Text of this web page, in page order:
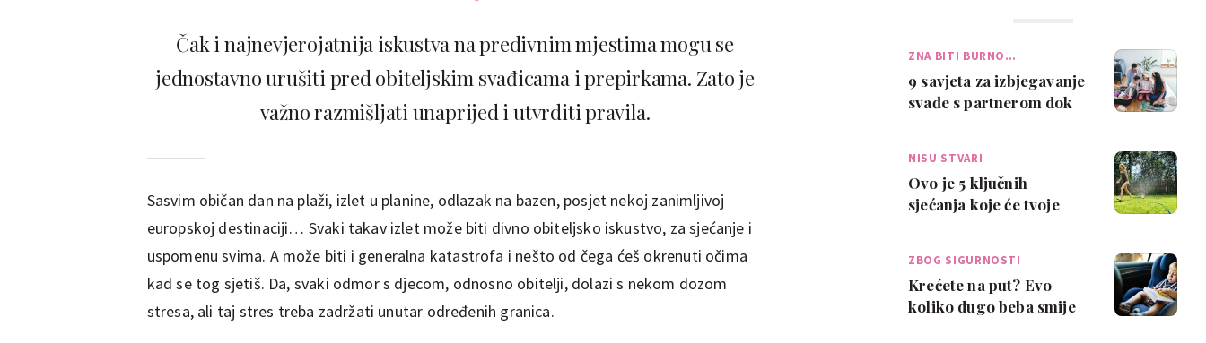
Čak i najnevjerojatnija iskustva na predivnim mjestima mogu se
jednostavno urušiti pred obiteljskim svađicama i prepirkama. Zato je
važno razmišljati unaprijed i utvrditi pravila.
Sasvim običan dan na plaži, izlet u planine, odlazak na bazen, posjet nekoj zanimljivoj
europskoj destinaciji… Svaki takav izlet može biti divno obiteljsko iskustvo, za sjećanje i
uspomenu svima. A može biti i generalna katastrofa i nešto od čega ćeš okrenuti očima
kad se tog sjetiš. Da, svaki odmor s djecom, odnosno obitelji, dolazi s nekom dozom
stresa, ali taj stres treba zadržati unutar određenih granica.
ZNA BITI BURNO…
9 savjeta za izbjegavanje
svađe s partnerom dok
NISU STVARI
Ovo je 5 ključnih
sjećanja koje će tvoje
ZBOG SIGURNOSTI
Krećete na put? Evo
koliko dugo beba smije